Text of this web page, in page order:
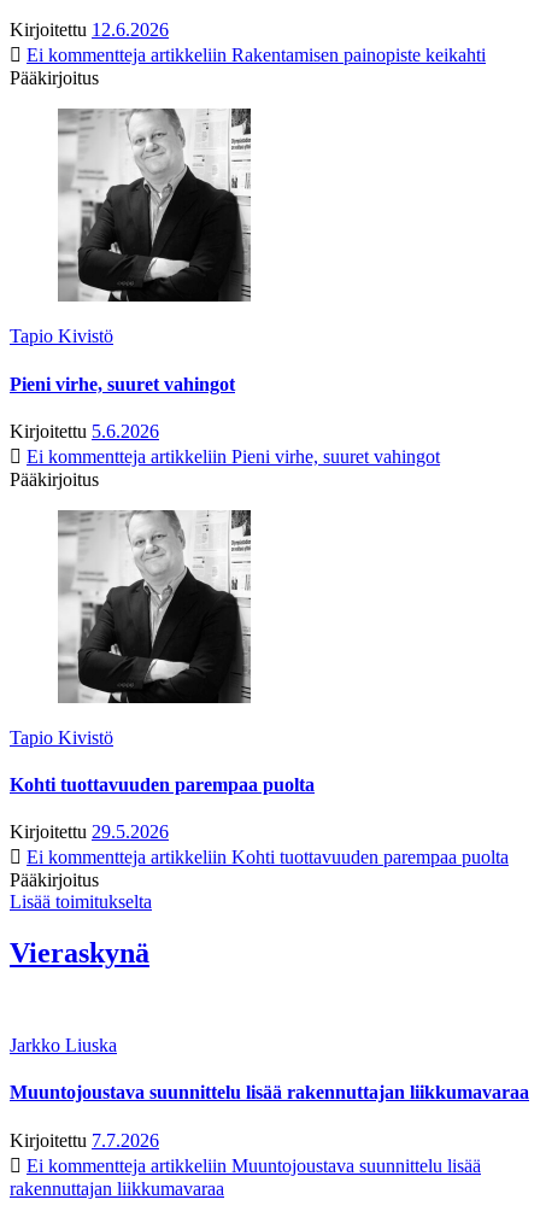
Kirjoitettu 12.6.2026
Ei kommentteja artikkeliin Rakentamisen painopiste keikahti
Pääkirjoitus
Tapio Kivistö
Pieni virhe, suuret vahingot
Kirjoitettu 5.6.2026
Ei kommentteja artikkeliin Pieni virhe, suuret vahingot
Pääkirjoitus
Tapio Kivistö
Kohti tuottavuuden parempaa puolta
Kirjoitettu 29.5.2026
Ei kommentteja artikkeliin Kohti tuottavuuden parempaa puolta
Pääkirjoitus
Lisää toimitukselta
Vieraskynä
Jarkko Liuska
Muuntojoustava suunnittelu lisää rakennuttajan liikkumavaraa
Kirjoitettu 7.7.2026
Ei kommentteja artikkeliin Muuntojoustava suunnittelu lisää
rakennuttajan liikkumavaraa